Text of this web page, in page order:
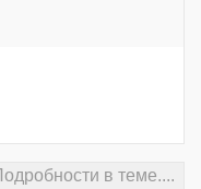
в теме....